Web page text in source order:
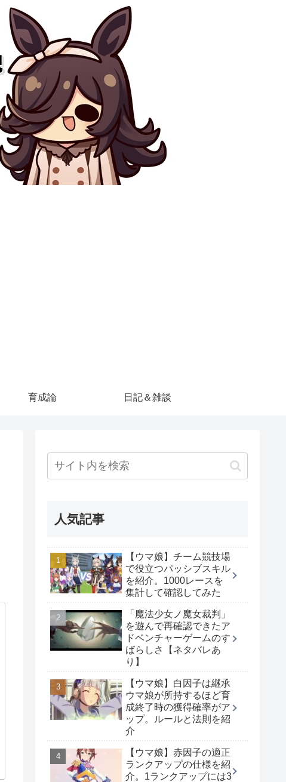
育成論 日記＆雑談
人気記事
【ウマ娘】チーム競技場
で役立つパッシブスキル
を紹介。1000レースを
集計して確認してみた
「魔法少女ノ魔女裁判」
を遊んで再確認できたア
ドベンチャーゲームのす
ばらしさ【ネタバレあ
り】
【ウマ娘】白因子は継承
ウマ娘が所持するほど育
成終了時の獲得確率がア
ップ。ルールと法則を紹
介
【ウマ娘】赤因子の適正
ランクアップの仕様を紹
介。1ランクアップには3